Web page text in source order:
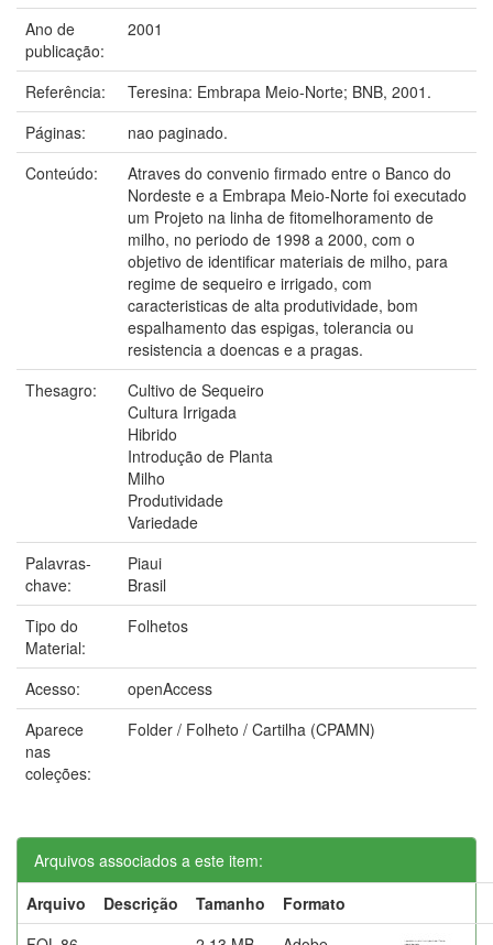
Ano de
publicação:
2001
Referência:
Teresina: Embrapa Meio-Norte; BNB, 2001.
Páginas:
nao paginado.
Conteúdo:
Atraves do convenio firmado entre o Banco do
Nordeste e a Embrapa Meio-Norte foi executado
um Projeto na linha de fitomelhoramento de
milho, no periodo de 1998 a 2000, com o
objetivo de identificar materiais de milho, para
regime de sequeiro e irrigado, com
caracteristicas de alta produtividade, bom
espalhamento das espigas, tolerancia ou
resistencia a doencas e a pragas.
Thesagro:
Cultivo de Sequeiro
Cultura Irrigada
Hibrido
Introdução de Planta
Milho
Produtividade
Variedade
Palavras-
chave:
Piaui
Brasil
Tipo do
Material:
Folhetos
Acesso:
openAccess
Aparece
nas
coleções:
Folder / Folheto / Cartilha (CPAMN)
Arquivos associados a este item:
Arquivo
Descrição Tamanho
Formato